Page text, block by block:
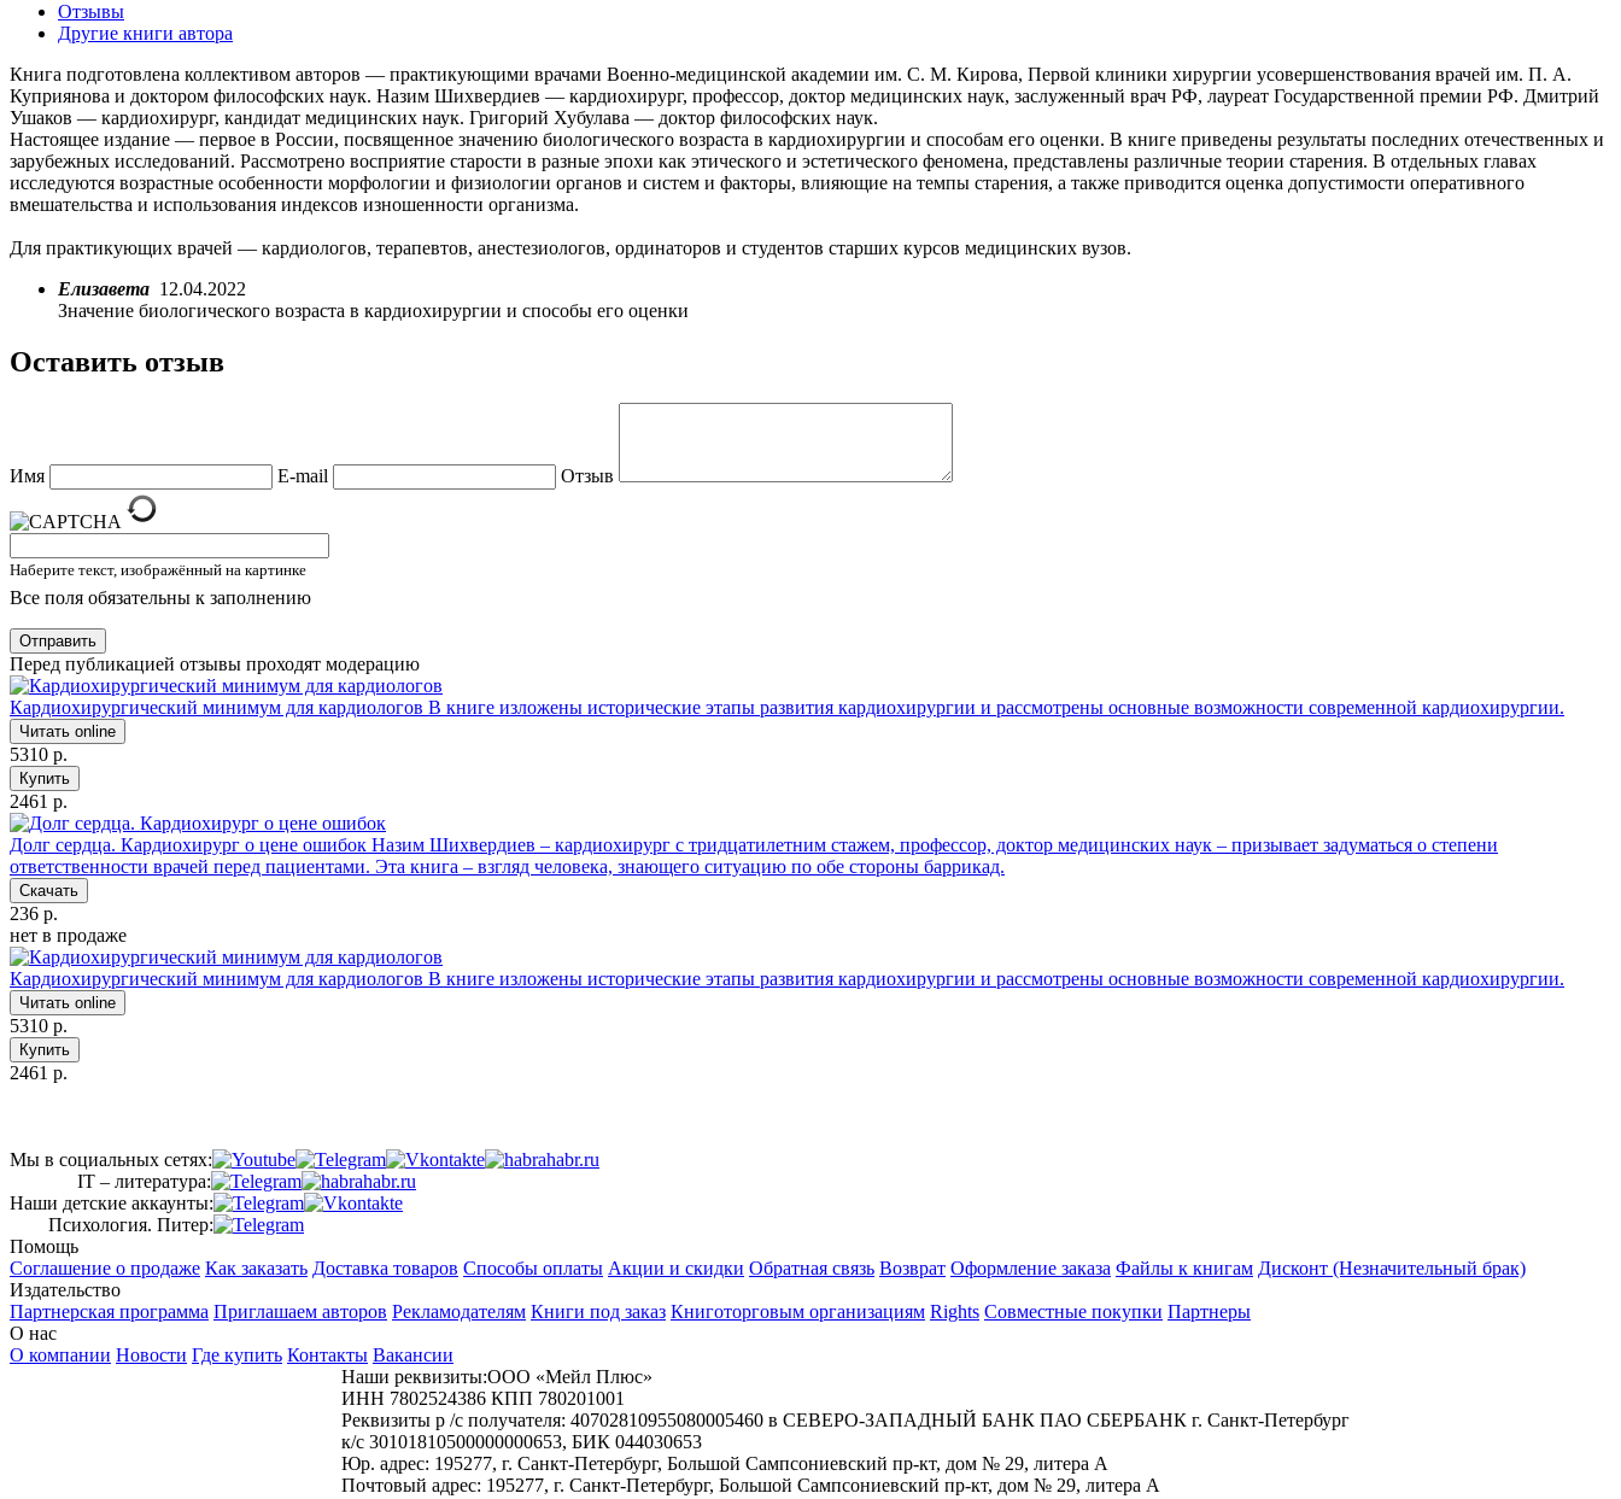
Отзывы
Другие книги автора
Книга подготовлена коллективом авторов — практикующими врачами Военно-медицинской академии им. С. М. Кирова, Первой клиники хирургии усовершенствования врачей им. П. А.
Куприянова и доктором философских наук. Назим Шихвердиев — кардиохирург, профессор, доктор медицинских наук, заслуженный врач РФ, лауреат Государственной премии РФ. Дмитрий
Ушаков — кардиохирург, кандидат медицинских наук. Григорий Хубулава — доктор философских наук.
Настоящее издание — первое в России, посвященное значению биологического возраста в кардиохирургии и способам его оценки. В книге приведены результаты последних отечественных и
зарубежных исследований. Рассмотрено восприятие старости в разные эпохи как этического и эстетического феномена, представлены различные теории старения. В отдельных главах
исследуются возрастные особенности морфологии и физиологии органов и систем и факторы, влияющие на темпы старения, а также приводится оценка допустимости оперативного
вмешательства и использования индексов изношенности организма.
Для практикующих врачей — кардиологов, терапевтов, анестезиологов, ординаторов и студентов старших курсов медицинских вузов.
Елизавета 12.04.2022
Значение биологического возраста в кардиохирургии и способы его оценки
Оставить отзыв
Имя E-mail Отзыв
Наберите текст, изображённый на картинке
Все поля обязательны к заполнению
Отправить
Перед публикацией отзывы проходят модерацию
Кардиохирургический минимум для кардиологов В книге изложены исторические этапы развития кардиохирургии и рассмотрены основные возможности современной кардиохирургии.
Читать online
5310 р.
Купить
2461 р.
Долг сердца. Кардиохирург о цене ошибок Назим Шихвердиев – кардиохирург с тридцатилетним стажем, профессор, доктор медицинских наук – призывает задуматься о степени
ответственности врачей перед пациентами. Эта книга – взгляд человека, знающего ситуацию по обе стороны баррикад.
Скачать
236 р.
нет в продаже
Кардиохирургический минимум для кардиологов В книге изложены исторические этапы развития кардиохирургии и рассмотрены основные возможности современной кардиохирургии.
Читать online
5310 р.
Купить
2461 р.
Мы в социальных сетях:
IT – литература:
Наши детские аккаунты:
Психология. Питер:
Помощь
Соглашение о продаже Как заказать Доставка товаров Способы оплаты Акции и скидки Обратная связь Возврат Оформление заказа Файлы к книгам Дисконт (Незначительный брак)
Издательство
Партнерская программа Приглашаем авторов Рекламодателям Книги под заказ Книготорговым организациям Rights Совместные покупки Партнеры
О нас
О компании Новости Где купить Контакты Вакансии
Наши реквизиты:ООО «Мейл Плюс»
ИНН 7802524386 КПП 780201001
Реквизиты р /с получателя: 40702810955080005460 в СЕВЕРО-ЗАПАДНЫЙ БАНК ПАО СБЕРБАНК г. Санкт-Петербург
к/с 30101810500000000653, БИК 044030653
Юр. адрес: 195277, г. Санкт-Петербург, Большой Сампсониевский пр-кт, дом № 29, литера А
Почтовый адрес: 195277, г. Санкт-Петербург, Большой Сампсониевский пр-кт, дом № 29, литера А